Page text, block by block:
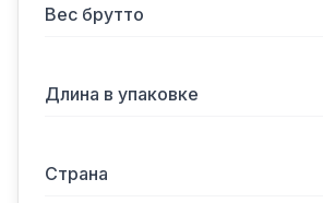
Вес брутто
Длина в упаковке
Страна